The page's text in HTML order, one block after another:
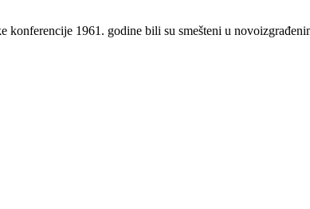
konferencije 1961. godine bili su smešteni u